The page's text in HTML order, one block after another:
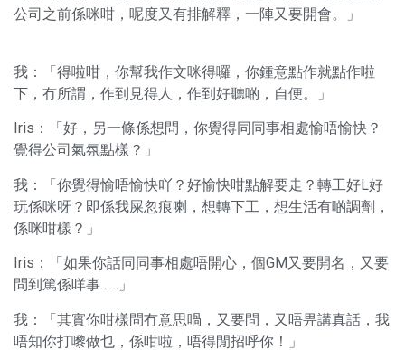
公司之前係咪咁，呢度又有排解釋，一陣又要開會。」
我：「得啦咁，你幫我作文咪得囉，你鍾意點作就點作啦
下，冇所謂，作到見得人，作到好聽啲，自便。」
Iris：「好，另一條係想問，你覺得同同事相處愉唔愉快？
覺得公司氣氛點樣？」
我：「你覺得愉唔愉快吖？好愉快咁點解要走？轉工好L好
玩係咪呀？即係我屎忽痕喇，想轉下工，想生活有啲調劑，
係咪咁樣？」
Iris：「如果你話同同事相處唔開心，個GM又要開名，又要
問到篤係咩事……」
我：「其實你咁樣問冇意思喎，又要問，又唔畀講真話，我
唔知你打嚟做乜，係咁啦，唔得閒招呼你！」